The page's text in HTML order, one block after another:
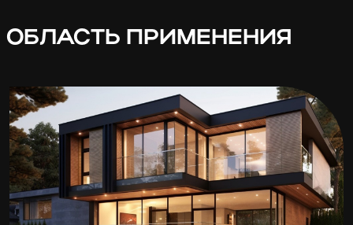
ОБЛАСТЬ ПРИМЕНЕНИЯ